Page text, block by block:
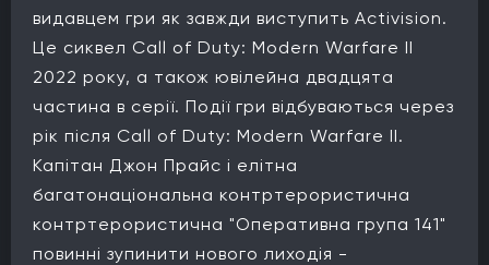
видавцем гри як завжди виступить Activision.
Це сиквел Call of Duty: Modern Warfare II
2022 року, а також ювілейна двадцята
частина в серії. Події гри відбуваються через
рік після Call of Duty: Modern Warfare II.
Капітан Джон Прайс і елітна
багатонаціональна контртерористична
контртерористична "Оперативна група 141"
повинні зупинити нового лиходія -